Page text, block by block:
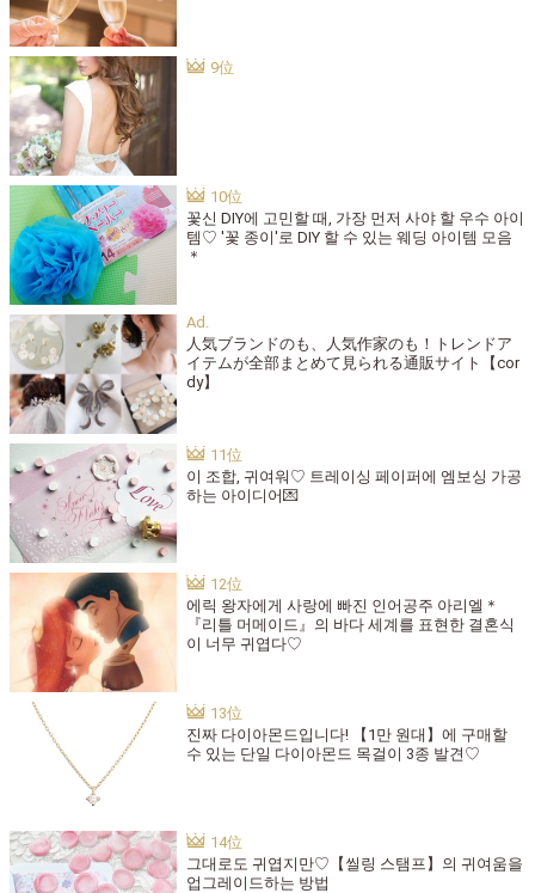
꽃신 DIY에 고민할 때, 가장 먼저 사야 할 우수 아이
템♡ '꽃 종이'로 DIY 할 수 있는 웨딩 아이템 모음
＊
人気ブランドのも、人気作家のも！トレンドア
イテムが全部まとめて見られる通販サイト【cor
dy】
이 조합, 귀여워♡ 트레이싱 페이퍼에 엠보싱 가공
하는 아이디어💌
에릭 왕자에게 사랑에 빠진 인어공주 아리엘＊
『리틀 머메이드』의 바다 세계를 표현한 결혼식
이 너무 귀엽다♡
진짜 다이아몬드입니다! 【1만 원대】에 구매할
수 있는 단일 다이아몬드 목걸이 3종 발견♡
그대로도 귀엽지만♡【씰링 스탬프】의 귀여움을
업그레이드하는 방법